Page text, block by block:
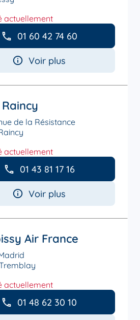
actuellement
01 60 42 74 60
Voir plus
Raincy
de la Résistance
actuellement
01 43 81 17 16
Voir plus
Air France
actuellement
01 48 62 30 10